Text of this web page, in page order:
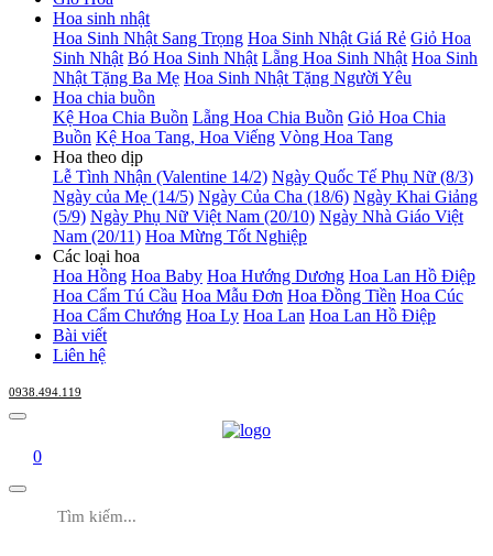
Hoa sinh nhật
Hoa Sinh Nhật Sang Trọng Hoa Sinh Nhật Giá Rẻ Giỏ Hoa
Sinh Nhật Bó Hoa Sinh Nhật Lẵng Hoa Sinh Nhật Hoa Sinh
Nhật Tặng Ba Mẹ Hoa Sinh Nhật Tặng Người Yêu
Hoa chia buồn
Kệ Hoa Chia Buồn Lẵng Hoa Chia Buồn Giỏ Hoa Chia
Buồn Kệ Hoa Tang, Hoa Viếng Vòng Hoa Tang
Hoa theo dịp
Lễ Tình Nhận (Valentine 14/2) Ngày Quốc Tế Phụ Nữ (8/3)
Ngày của Mẹ (14/5) Ngày Của Cha (18/6) Ngày Khai Giảng
(5/9) Ngày Phụ Nữ Việt Nam (20/10) Ngày Nhà Giáo Việt
Nam (20/11) Hoa Mừng Tốt Nghiệp
Các loại hoa
Hoa Hồng Hoa Baby Hoa Hướng Dương Hoa Lan Hồ Điệp
Hoa Cẩm Tú Cầu Hoa Mẫu Đơn Hoa Đồng Tiền Hoa Cúc
Hoa Cẩm Chướng Hoa Ly Hoa Lan Hoa Lan Hồ Điệp
Bài viết
Liên hệ
0938.494.119
0